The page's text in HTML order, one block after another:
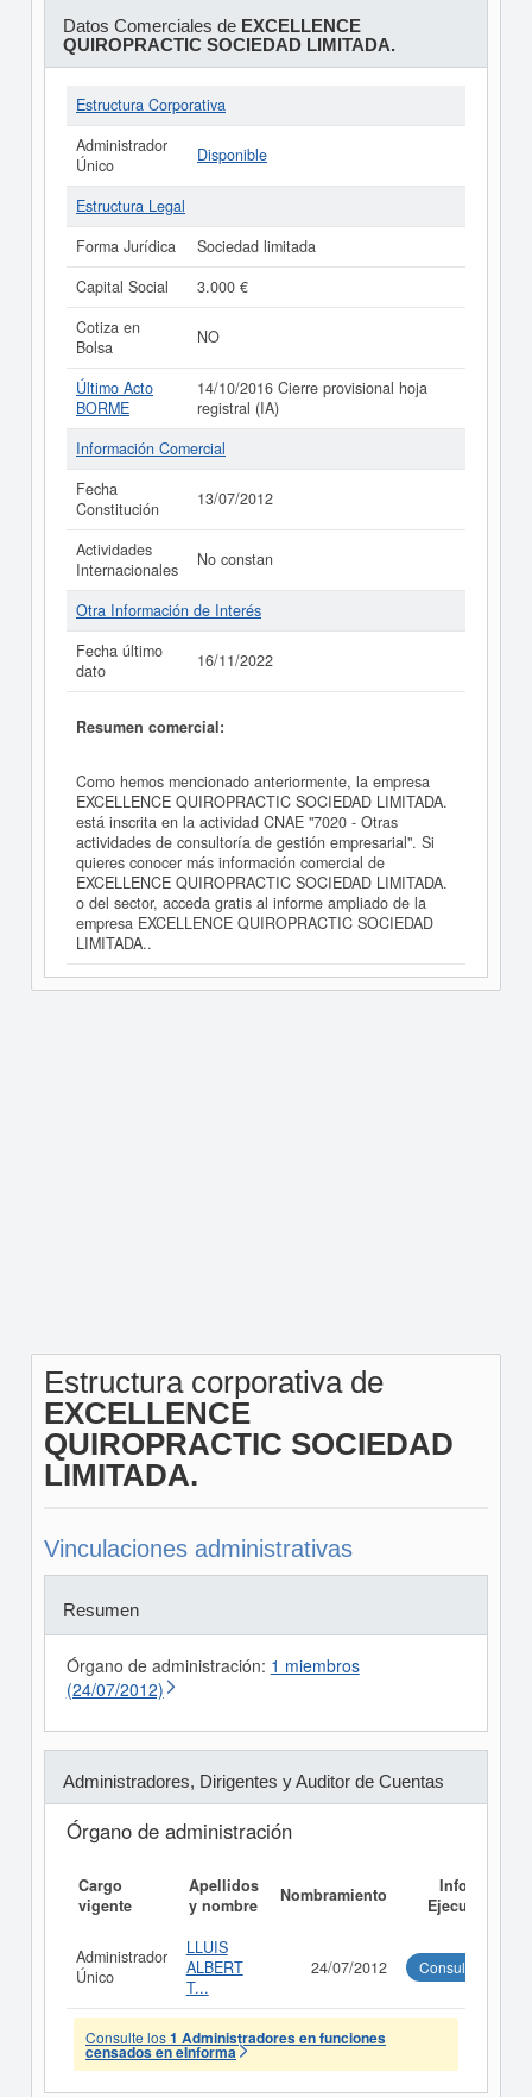
Datos Comerciales de EXCELLENCE
QUIROPRACTIC SOCIEDAD LIMITADA.
Estructura Corporativa
Administrador
Único
Disponible
Estructura Legal
Forma Jurídica
Sociedad limitada
Capital Social
3.000 €
Cotiza en
Bolsa
NO
Último Acto
BORME
14/10/2016 Cierre provisional hoja
registral (IA)
Información Comercial
Fecha
Constitución
13/07/2012
Actividades
Internacionales
No constan
Otra Información de Interés
Fecha último
dato
16/11/2022
Resumen comercial:
Como hemos mencionado anteriormente, la empresa
EXCELLENCE QUIROPRACTIC SOCIEDAD LIMITADA.
está inscrita en la actividad CNAE "7020 - Otras
actividades de consultoría de gestión empresarial". Si
quieres conocer más información comercial de
EXCELLENCE QUIROPRACTIC SOCIEDAD LIMITADA.
o del sector, acceda gratis al informe ampliado de la
empresa EXCELLENCE QUIROPRACTIC SOCIEDAD
LIMITADA..
Estructura corporativa de
EXCELLENCE
QUIROPRACTIC SOCIEDAD
LIMITADA.
Vinculaciones administrativas
Resumen
Órgano de administración: 1 miembros
(24/07/2012)
Administradores, Dirigentes y Auditor de Cuentas
Órgano de administración
Cargo
vigente
Apellidos
y nombre
Nombramiento
Informe
Ejecutivo
Administrador
Único
LLUIS
ALBERT
T...
24/07/2012 Consultar
Consulte los1 Administradores en funciones
censados en eInforma